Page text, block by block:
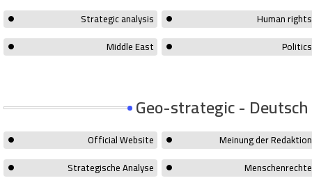
Strategic analysis
Human rights
Middle East
Politics
Geo-strategic - Deutsch
Official Website
Meinung der Redaktion
Strategische Analyse
Menschenrechte